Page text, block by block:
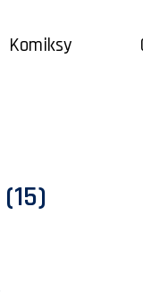
Komiksy
(15)